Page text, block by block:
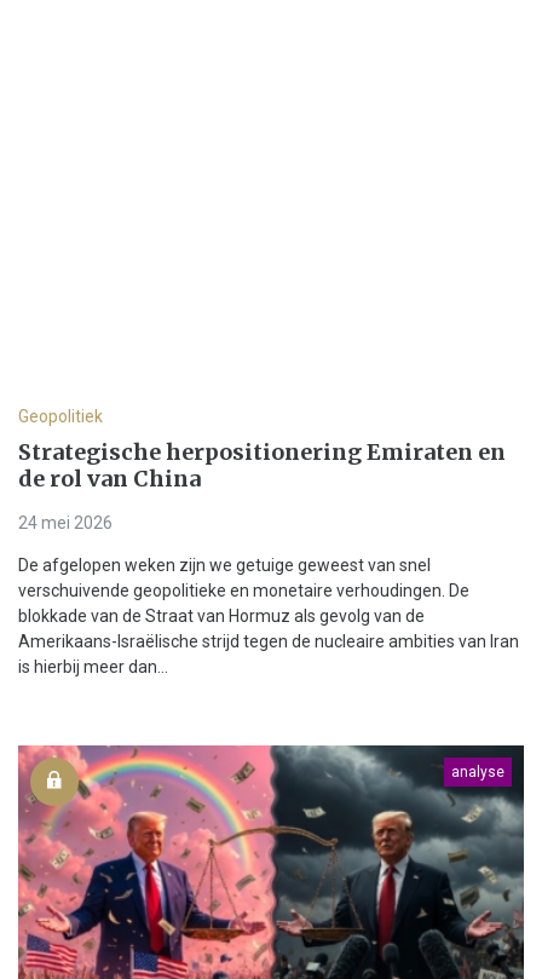
Geopolitiek
Strategische herpositionering Emiraten en
de rol van China
24 mei 2026
De afgelopen weken zijn we getuige geweest van snel
verschuivende geopolitieke en monetaire verhoudingen. De
blokkade van de Straat van Hormuz als gevolg van de
Amerikaans-Israëlische strijd tegen de nucleaire ambities van Iran
is hierbij meer dan...
analyse